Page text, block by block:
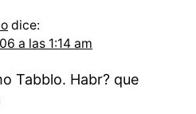
dice:
a las 1:14 am
Tabblo. Habr? que